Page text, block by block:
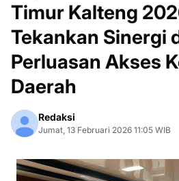
Timur Kalteng
Tekankan Sinergi
Perluasan Akses
Daerah
Redaksi
Jumat, 13 Februari 2026 11:05 WIB